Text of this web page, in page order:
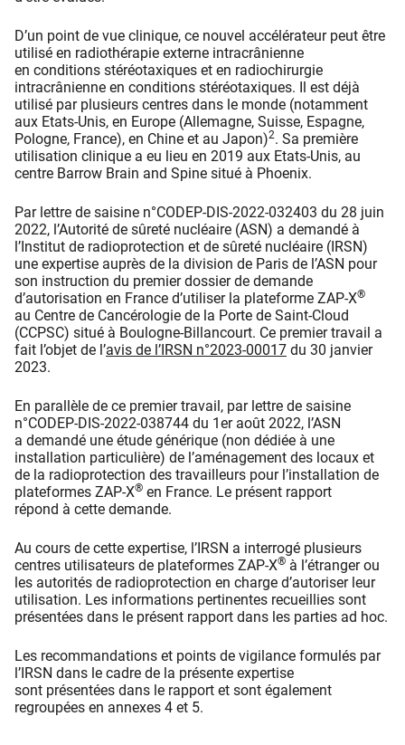
D’un point de vue clinique, ce nouvel accélérateur peut être
utilisé en radiothérapie externe intracrânienne
en conditions stéréotaxiques et en radiochirurgie
intracrânienne en conditions stéréotaxiques. Il est déjà
utilisé par plusieurs centres dans le monde (notamment
aux Etats-Unis, en Europe (Allemagne, Suisse, Espagne,
Pologne, France), en Chine et au Japon)2. Sa première
utilisation clinique a eu lieu en 2019 aux Etats-Unis, au
centre Barrow Brain and Spine situé à Phoenix.
Par lettre de saisine n°CODEP-DIS-2022-032403 du 28 juin
2022, l’Autorité de sûreté nucléaire (ASN) a demandé à
l’Institut de radioprotection et de sûreté nucléaire (IRSN)
une expertise auprès de la division de Paris de l’ASN pour
son instruction du premier dossier de demande
d’autorisation en France d’utiliser la plateforme ZAP-X®
au Centre de Cancérologie de la Porte de Saint-Cloud
(CCPSC) situé à Boulogne-Billancourt. Ce premier travail a
fait l’objet de l’avis de l’IRSN n°2023-00017 du 30 janvier
2023.
En parallèle de ce premier travail, par lettre de saisine
n°CODEP-DIS-2022-038744 du 1er août 2022, l’ASN
a demandé une étude générique (non dédiée à une
installation particulière) de l’aménagement des locaux et
de la radioprotection des travailleurs pour l’installation de
plateformes ZAP-X® en France. Le présent rapport
répond à cette demande.
Au cours de cette expertise, l’IRSN a interrogé plusieurs
centres utilisateurs de plateformes ZAP-X® à l’étranger ou
les autorités de radioprotection en charge d’autoriser leur
utilisation. Les informations pertinentes recueillies sont
présentées dans le présent rapport dans les parties ad hoc.
Les recommandations et points de vigilance formulés par
l’IRSN dans le cadre de la présente expertise
sont présentées dans le rapport et sont également
regroupées en annexes 4 et 5.